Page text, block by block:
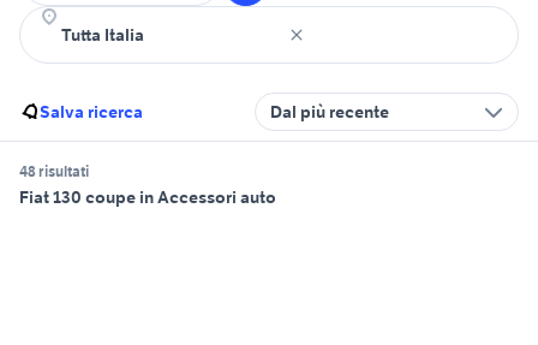
Salva ricerca Dal più recente
48 risultati
Fiat 130 coupe in Accessori auto